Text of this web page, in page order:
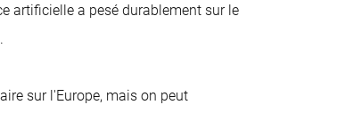
artificielle a pesé durablement sur le
sur l'Europe, mais on peut